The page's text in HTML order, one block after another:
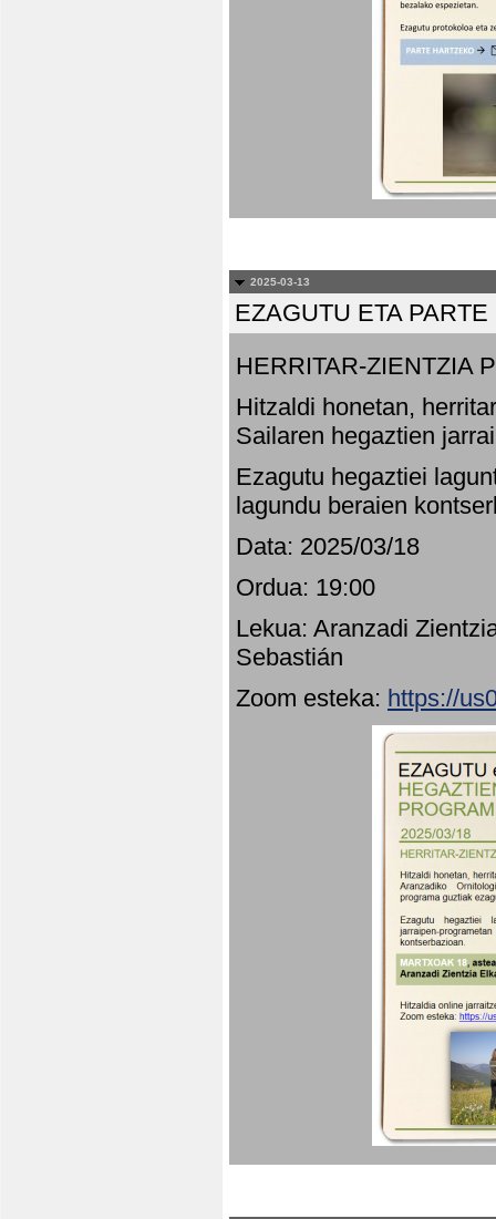
2025-03-13
EZAGUTU ETA
HERRITAR-ZIENTZIA
Hitzaldi honetan,
Sailaren hegaztien
Ezagutu hegaztiei
lagundu beraien
Data: 2025/03/18
Ordua: 19:00
Lekua: Aranzadi
Sebastián
Zoom esteka: https://